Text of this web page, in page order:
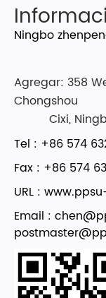
Ningbo
Agregar: 358
Chongshou
Cixi, Ningbo,
Tel : +86 574
Fax : +86 574
URL :
Email :